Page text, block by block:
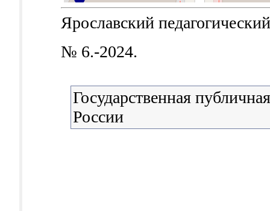
Ярославский
№ 6.-2024.
Государственная
России